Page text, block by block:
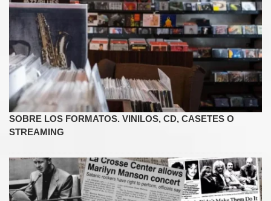
SOBRE LOS FORMATOS. VINILOS, CD, CASETES O
STREAMING